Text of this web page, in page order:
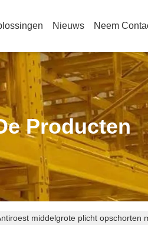
Nieuws Neem
Producten
middelgrote plicht opschorten